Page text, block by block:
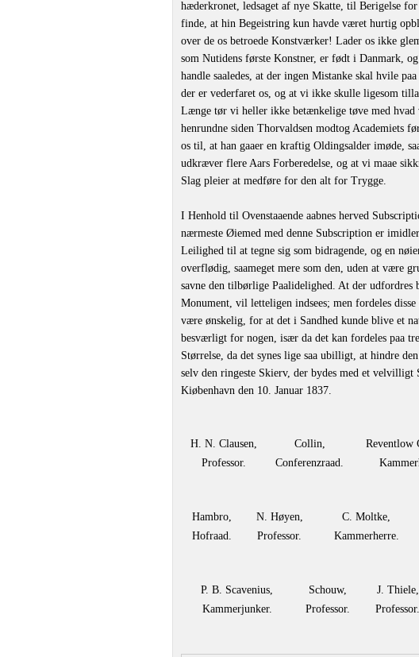
hæderkronet, ledsaget af nye Skatte, til Berigelse
finde, at hin Begeistring kun havde været hurtig
over de os betroede Konstværker! Lader os ikke
som Nutidens første Konstner, er født i Danmark,
handle saaledes, at der ingen Mistanke skal hvile
der er vederfaret os, og at vi ikke skulle ligesom
Længe tør vi heller ikke betænkelige tøve med
henrundne siden Thorvaldsen modtog Academiets
os til, at han gaaer en kraftig Oldingsalder imøde,
udkræver flere Aars Forberedelse, og at vi maae
Slag pleier at medføre for den alt for Trygge.
I Henhold til Ovenstaaende aabnes herved
nærmeste Øiemed med denne Subscription er
Leilighed til at tegne sig som bidragende, og en
overflødig, saameget mere som den, uden at være
savne den tilbørlige Paalidelighed. At der udfordres
Monument, vil letteligen indsees; men fordeles
være ønskelig, for at det i Sandhed kunde blive et
besværligt for nogen, især da det kan fordeles paa
Størrelse, da det synes lige saa ubilligt, at hindre
selv den ringeste Skierv, der bydes med et velvilligt
Kiøbenhavn den 10. Januar 1837.
H. N. Clausen, Collin, Reventlow
Professor.
Conferenzraad.
Hambro, N. Høyen, C. Moltke,
Hofraad.
Professor. Kammerherre.
P. B. Scavenius, Schouw, J. Thiele,
Kammerjunker.
Professor. Professor.